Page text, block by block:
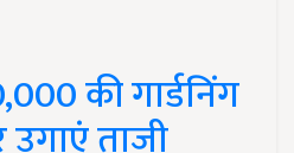
की गार्डनिंग
ताजी